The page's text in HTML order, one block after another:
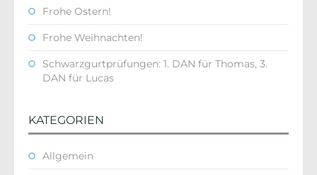
Frohe Ostern!
Frohe Weihnachten!
Schwarzgurtprüfungen: 1. DAN für Thomas, 3.
DAN für Lucas
KATEGORIEN
Allgemein